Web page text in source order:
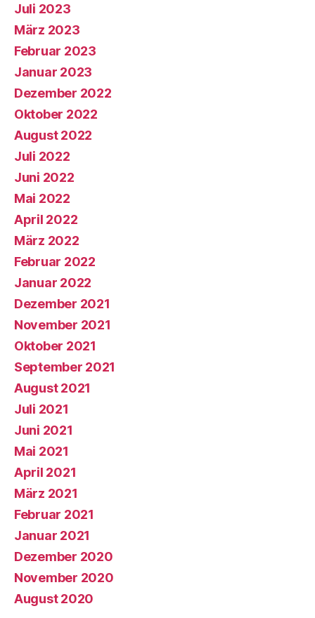
Juli 2023
März 2023
Februar 2023
Januar 2023
Dezember 2022
Oktober 2022
August 2022
Juli 2022
Juni 2022
Mai 2022
April 2022
März 2022
Februar 2022
Januar 2022
Dezember 2021
November 2021
Oktober 2021
September 2021
August 2021
Juli 2021
Juni 2021
Mai 2021
April 2021
März 2021
Februar 2021
Januar 2021
Dezember 2020
November 2020
August 2020